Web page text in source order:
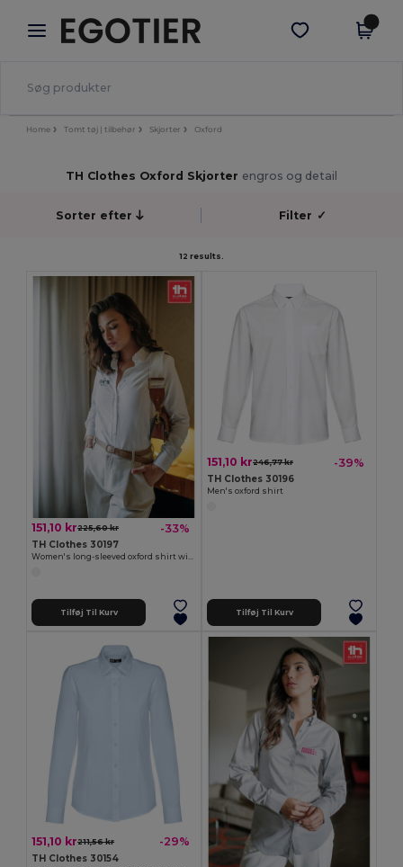
× Egotier-app
Bedre priser i appen!
Hent app
Home Tomt tøj | tilbehør Skjorter Oxford
TH Clothes Oxford Skjorter engros og detail
Sorter efter Filter ✓
12 results.
151,10 kr225,60 kr -33%
TH Clothes 30197
Women's long-sleeved oxford shirt with pearl coloured buttons. White
Tilføj Til Kurv
151,10 kr246,77 kr -39%
TH Clothes 30196
Men's oxford shirt
Tilføj Til Kurv
151,10 kr211,56 kr -29%
TH Clothes 30154